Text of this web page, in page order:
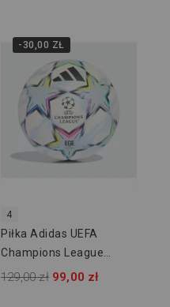
-30,00 ZŁ
4
Piłka Adidas UEFA
Champions League
26/27 League J350
129,00 zł 99,00 zł